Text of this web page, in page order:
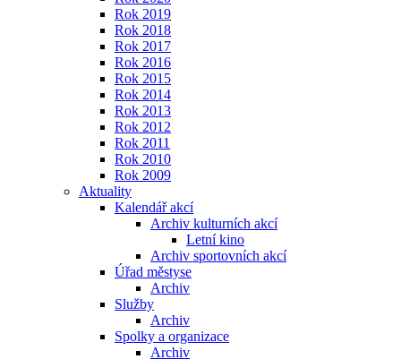
Rok 2019
Rok 2018
Rok 2017
Rok 2016
Rok 2015
Rok 2014
Rok 2013
Rok 2012
Rok 2011
Rok 2010
Rok 2009
Aktuality
Kalendář akcí
Archiv kulturních akcí
Letní kino
Archiv sportovních akcí
Úřad městyse
Archiv
Služby
Archiv
Spolky a organizace
Archiv